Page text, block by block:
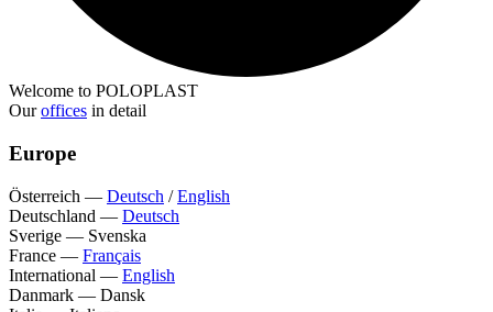
Welcome to POLOPLAST
Ouroffices in detail
Europe
Österreich — Deutsch /English
Deutschland — Deutsch
Sverige — Svenska
France — Français
International — English
Danmark — Dansk